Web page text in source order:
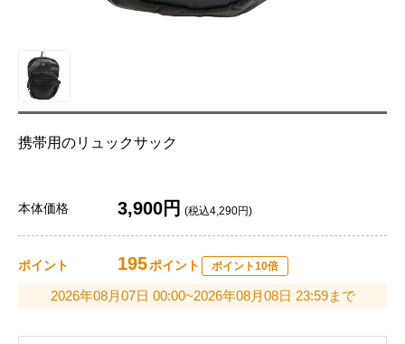
携帯用のリュックサック
本体価格 3,900円 (税込4,290円)
ポイント 195ポイント ポイント10倍
2026年08月07日 00:00~2026年08月08日 23:59まで